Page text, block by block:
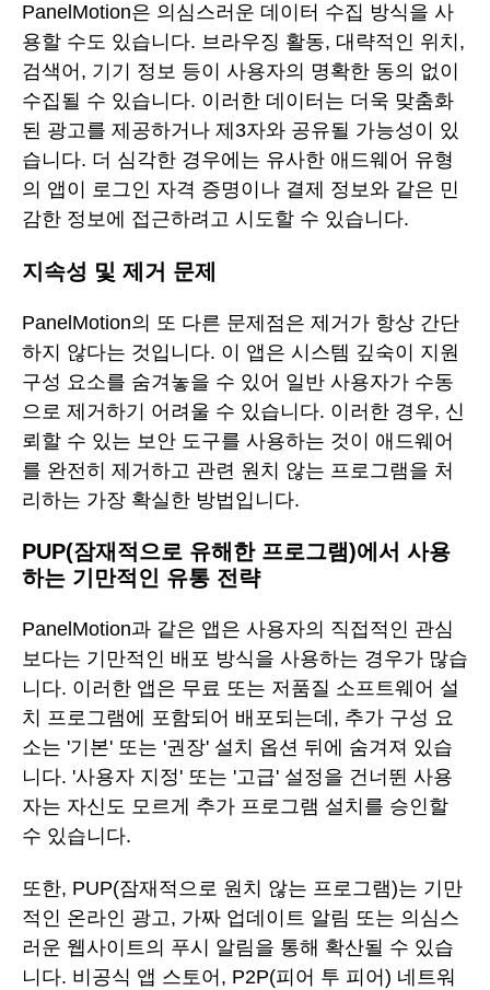
PanelMotion은 의심스러운 데이터 수집 방식을 사
용할 수도 있습니다. 브라우징 활동, 대략적인 위치,
검색어, 기기 정보 등이 사용자의 명확한 동의 없이
수집될 수 있습니다. 이러한 데이터는 더욱 맞춤화
된 광고를 제공하거나 제3자와 공유될 가능성이 있
습니다. 더 심각한 경우에는 유사한 애드웨어 유형
의 앱이 로그인 자격 증명이나 결제 정보와 같은 민
감한 정보에 접근하려고 시도할 수 있습니다.
지속성 및 제거 문제
PanelMotion의 또 다른 문제점은 제거가 항상 간단
하지 않다는 것입니다. 이 앱은 시스템 깊숙이 지원
구성 요소를 숨겨놓을 수 있어 일반 사용자가 수동
으로 제거하기 어려울 수 있습니다. 이러한 경우, 신
뢰할 수 있는 보안 도구를 사용하는 것이 애드웨어
를 완전히 제거하고 관련 원치 않는 프로그램을 처
리하는 가장 확실한 방법입니다.
PUP(잠재적으로 유해한 프로그램)에서 사용
하는 기만적인 유통 전략
PanelMotion과 같은 앱은 사용자의 직접적인 관심
보다는 기만적인 배포 방식을 사용하는 경우가 많습
니다. 이러한 앱은 무료 또는 저품질 소프트웨어 설
치 프로그램에 포함되어 배포되는데, 추가 구성 요
소는 '기본' 또는 '권장' 설치 옵션 뒤에 숨겨져 있습
니다. '사용자 지정' 또는 '고급' 설정을 건너뛴 사용
자는 자신도 모르게 추가 프로그램 설치를 승인할
수 있습니다.
또한, PUP(잠재적으로 원치 않는 프로그램)는 기만
적인 온라인 광고, 가짜 업데이트 알림 또는 의심스
러운 웹사이트의 푸시 알림을 통해 확산될 수 있습
니다. 비공식 앱 스토어, P2P(피어 투 피어) 네트워